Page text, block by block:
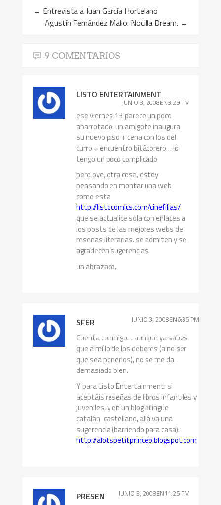
← Entrevista a Juan García Hortelano
Agustín Fernández Mallo. Nocilla Dream. →
9 COMENTARIOS
LISTO ENTERTAINMENT
JUNIO 3, 2008EN3:29 PM
ese viernes 13 parece un poco
abarrotado: un amigote inaugura
su nuevo piso + cena con los del
curro + encuentro bitácorero… lo
tengo un poco complicado
pero oye, otra cosa, estoy
pensando en montar una web
como esta
http://listocomics.com/cinefilias/
que se actualice sola con enlaces a
los posts de las mejores webs de
reseñas literarias. se admiten y se
agradecen sugerencias.
un abrazaco,
SFER JUNIO 3, 2008EN6:35 PM
Cuenta conmigo… aunque ya sabes
que a mí lo de los deberes (a no ser
que sea ponerlos), no se me da
demasiado bien.
Y para Listo Entertainment: si
aceptáis reseñas de libros infantiles y
juveniles, y en un blog bilingüe
catalán-castellano, allá va una
sugerencia (barriendo para casa):
http://alotspetitprincep.blogspot.com
PRESEN JUNIO 3, 2008EN11:25 PM